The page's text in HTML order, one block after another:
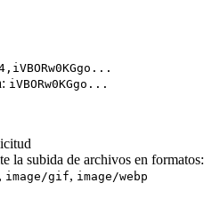
iVBORw0KGgo...
la subida de archivos en formatos:
, image/gif, image/webp